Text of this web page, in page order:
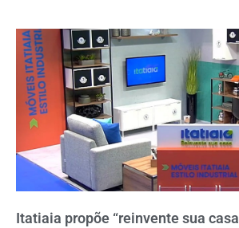
Itatiaia propõe “reinvente sua